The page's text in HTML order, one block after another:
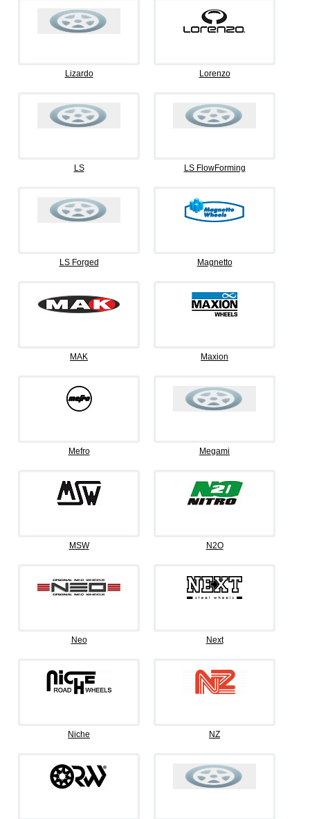
Lizardo Lorenzo
LS LS FlowForming
LS Forged Magnetto
MAK Maxion
Mefro Megami
MSW N2O
Neo Next
Niche NZ